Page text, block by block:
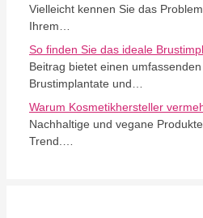
Vielleicht kennen Sie das
Ihrem…
So finden Sie das ideale
Beitrag bietet einen
Brustimplantate und…
Warum Kosmetikhersteller
Nachhaltige und vegane
Trend.…